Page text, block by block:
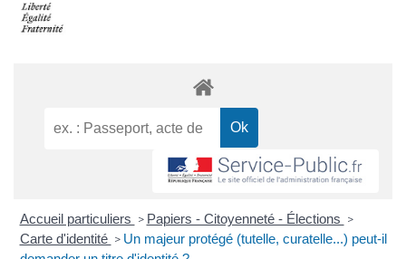
Accueil particuliers > Papiers - Citoyenneté - Élections >
Carte d'identité > Un majeur protégé (tutelle, curatelle...) peut-il